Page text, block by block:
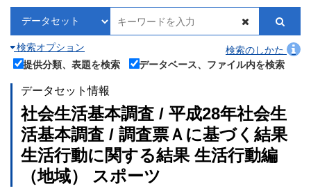
検索オプション
検索のしかた
提供分類、表題を検索
データベース、ファイル内を検索
データセット情報
社会生活基本調査 / 平成28年社会生
活基本調査 / 調査票Ａに基づく結果
生活行動に関する結果 生活行動編
（地域） スポーツ